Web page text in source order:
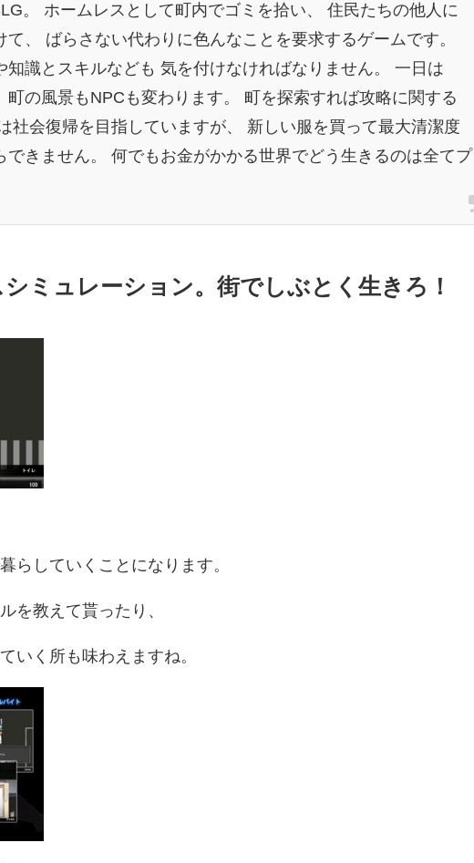
。 ホームレスとして町内でゴミを拾い、 住民たちの他人に
、 ばらさない代わりに色んなことを要求するゲームです。
知識とスキルなども 気を付けなければなりません。 一日は
町の風景もNPCも変わります。 町を探索すれば攻略に関する
社会復帰を目指していますが、 新しい服を買って最大清潔度
できません。 何でもお金がかかる世界でどう生きるのは全てプ
ミュレーション。街でしぶとく生きろ！
らしていくことになります。
を教えて貰ったり、
いく所も味わえますね。